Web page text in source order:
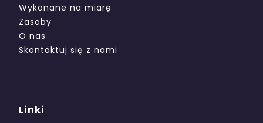
Wykonane na miarę
Zasoby
O nas
Skontaktuj się z nami
Linki